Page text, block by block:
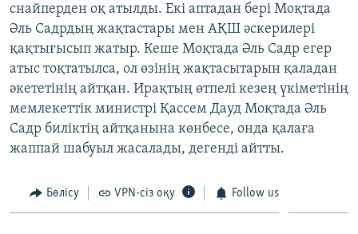
ЖАЗЫЛЫҢЫЗ
Басқа тілдерде
снайперден оқ атылды. Екі аптадан бері Моқтада
Әль Садрдың жақтастары мен АҚШ әскерилері
қақтығысып жатыр. Кеше Моқтада Әль Садр егер
атыс тоқтатылса, ол өзінің жақтасытарын қаладан
әкететінің айтқан. Ирақтың өтпелі кезең үкіметінің
мемлекеттік министрі Қассем Дауд Моқтада Әль
Садр биліктің айтқанына көнбесе, онда қалаға
жаппай шабуыл жасалады, дегенді айтты.
Бөлісу VPN-сіз оқу Follow us